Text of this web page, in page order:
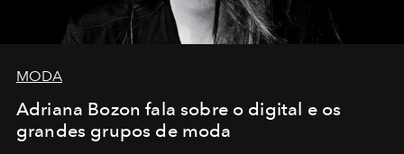
MODA
Adriana Bozon fala sobre o digital e os
grandes grupos de moda